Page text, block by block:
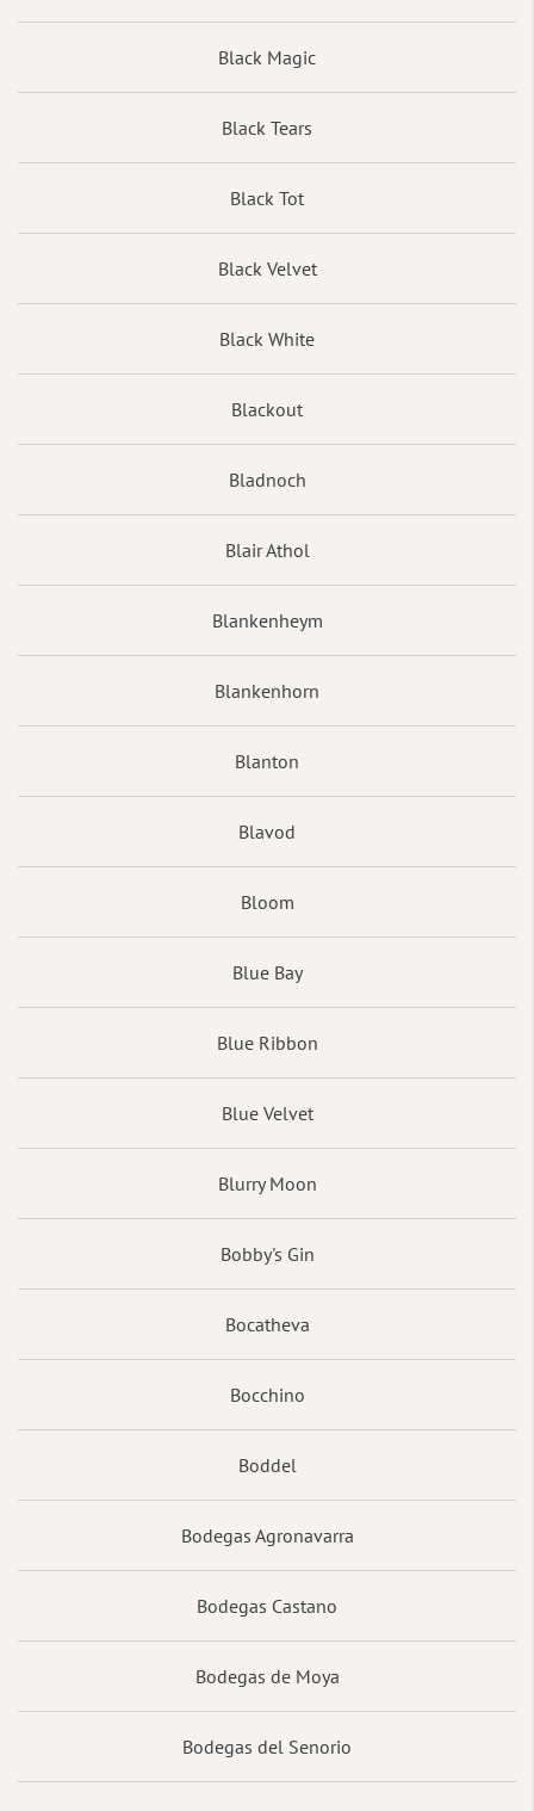
Black Magic
Black Tears
Black Tot
Black Velvet
Black White
Blackout
Bladnoch
Blair Athol
Blankenheym
Blankenhorn
Blanton
Blavod
Bloom
Blue Bay
Blue Ribbon
Blue Velvet
Blurry Moon
Bobby's Gin
Bocatheva
Bocchino
Boddel
Bodegas Agronavarra
Bodegas Castano
Bodegas de Moya
Bodegas del Senorio